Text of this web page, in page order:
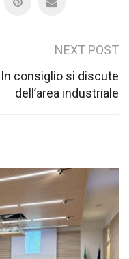
NEXT POST
In consiglio si discute
dell’area industriale